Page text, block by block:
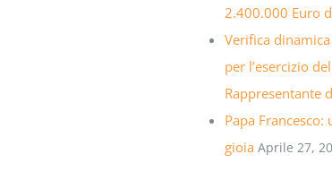
2.400.000 Euro
Verifica
per l’esercizio
Rappresentante
Papa
gioia Aprile 27,